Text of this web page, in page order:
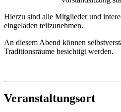
Hierzu sind alle Mitglieder und
eingeladen teilzunehmen.
An diesem Abend können
Traditionsräume besichtigt werden.
Veranstaltungsort